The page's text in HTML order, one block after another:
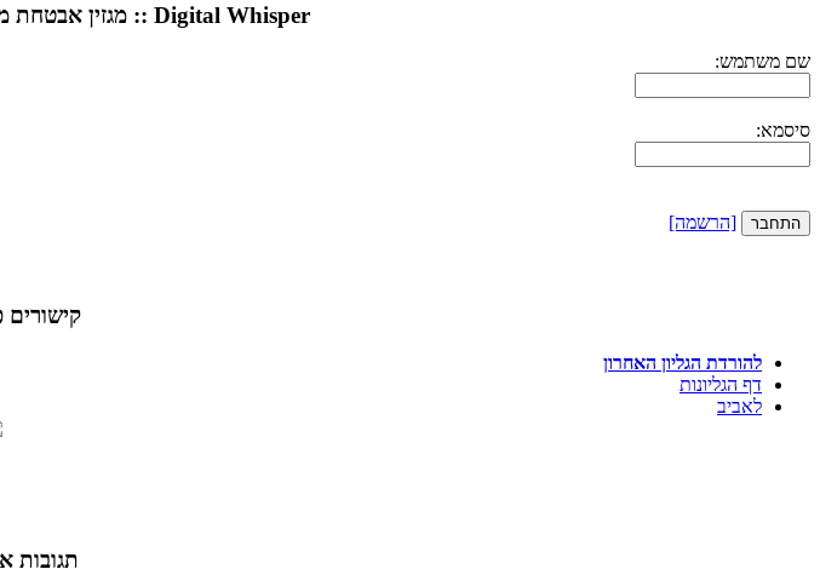
Digital Whisper :: מגזין אבטחת מידע וטכנולוגיה, בלוג אבטחת מידע
שם משתמש:
סיסמא:
[הרשמה]
קישורים
להורדת הגליון האחרון
דף הגליונות
לאביב
תגובות